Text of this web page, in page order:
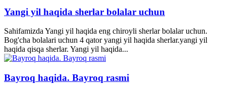
Yangi yil haqida sherlar bolalar uchun
Sahifamizda Yangi yil haqida eng chiroyli sherlar bolalar uchun.
Bog'cha bolalari uchun 4 qator yangi yil haqida sherlar.yangi yil
haqida qisqa sherlar. Yangi yil haqida...
Bayroq haqida. Bayroq rasmi